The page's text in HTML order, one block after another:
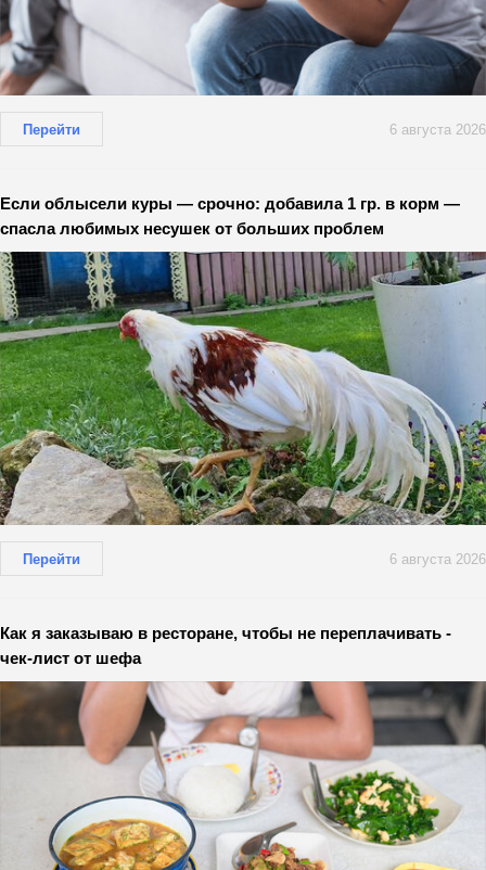
Перейти 6 августа 2026
Если облысели куры — срочно: добавила 1 гр. в корм —
спасла любимых несушек от больших проблем
Перейти 6 августа 2026
Как я заказываю в ресторане, чтобы не переплачивать -
чек-лист от шефа